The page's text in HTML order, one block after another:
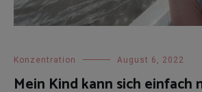
Konzentration August 6, 2022
Mein Kind kann sich einfach